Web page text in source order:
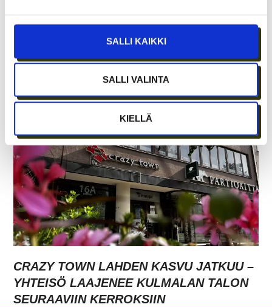
SALLI KAIKKI
SALLI VALINTA
KIELLÄ
ETÄTYÖN HONEYMOON-VAIHE ON OHI –
PARHAAT IDEAT SYNTYVÄT EDELLEEN
IHMISTEN AIDOISSA KOHTAAMISISSA
CRAZY TOWN LAHDEN KASVU JATKUU –
YHTEISÖ LAAJENEE KULMALAN TALON
SEURAAVIIN KERROKSIIN